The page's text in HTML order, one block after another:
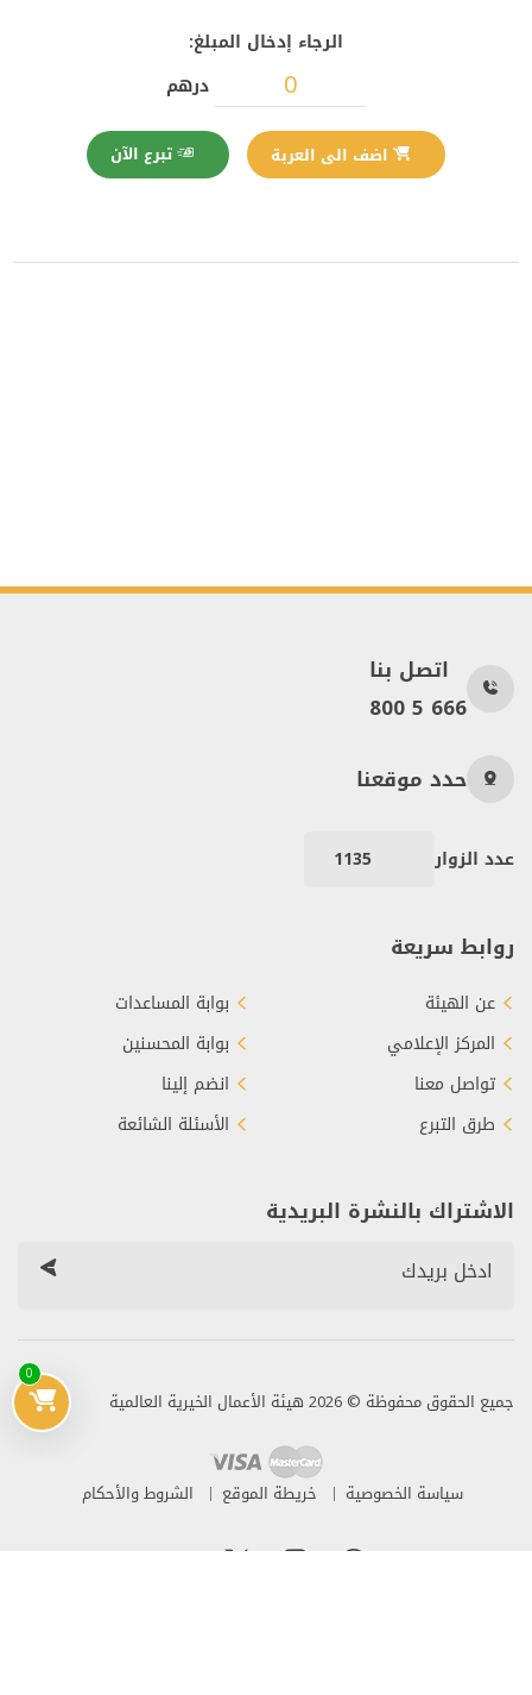
0
الرجاء إدخال المبلغ:
درهم
اتصل بنا
800 5 666
حدد موقعنا
عدد الزوار 1135
روابط سريعة
عن الهيئة
المركز الإعلامي
تواصل معنا
طرق التبرع
بوابة المساعدات
بوابة المحسنين
انضم إلينا
الأسئلة الشائعة
الاشتراك بالنشرة البريدية
جميع الحقوق محفوظة © 2026 هيئة الأعمال الخيرية العالمية
سياسة الخصوصية خريطة الموقع الشروط والأحكام